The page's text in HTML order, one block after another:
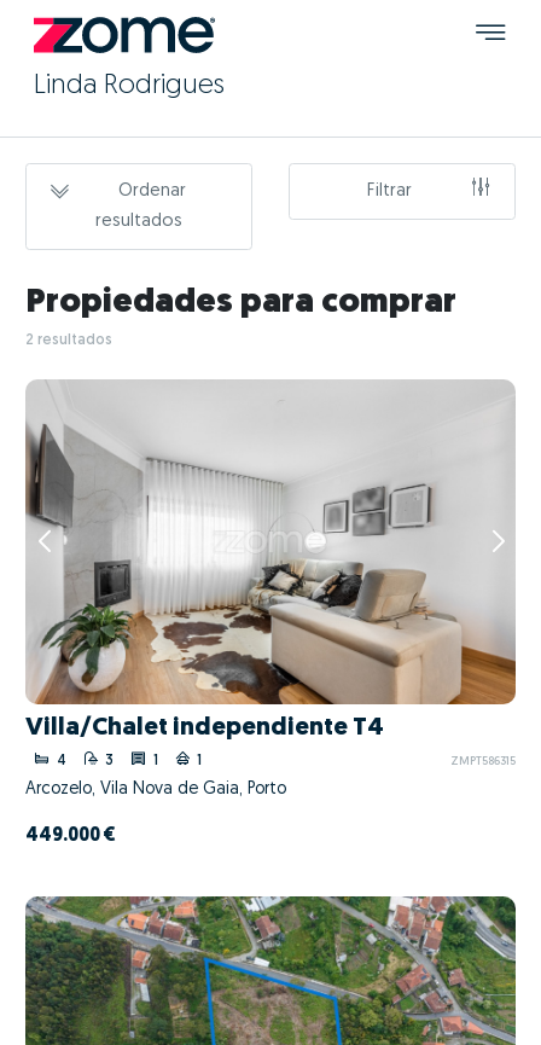
Linda Rodrigues
Ordenar
resultados
Filtrar
Propiedades para comprar
2 resultados
Villa/Chalet independiente T4
4 3 1 1 ZMPT586315
Arcozelo, Vila Nova de Gaia, Porto
449.000 €